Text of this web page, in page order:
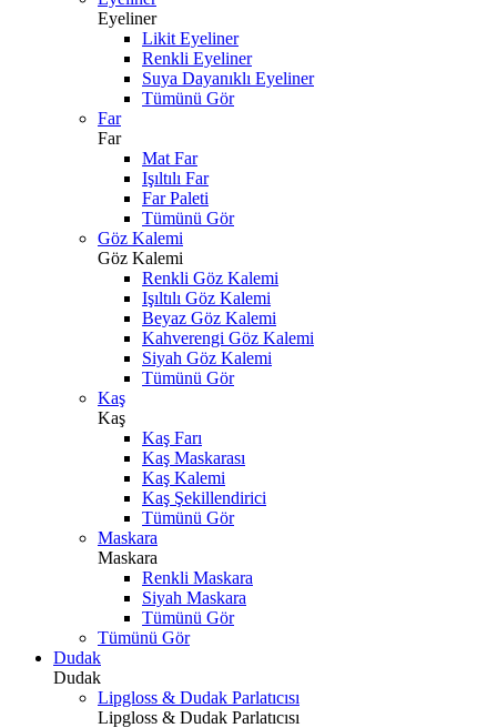
Eyeliner
Likit Eyeliner
Renkli Eyeliner
Suya Dayanıklı Eyeliner
Tümünü Gör
Far
Far
Mat Far
Işıltılı Far
Far Paleti
Tümünü Gör
Göz Kalemi
Göz Kalemi
Renkli Göz Kalemi
Işıltılı Göz Kalemi
Beyaz Göz Kalemi
Kahverengi Göz Kalemi
Siyah Göz Kalemi
Tümünü Gör
Kaş
Kaş
Kaş Farı
Kaş Maskarası
Kaş Kalemi
Kaş Şekillendirici
Tümünü Gör
Maskara
Maskara
Renkli Maskara
Siyah Maskara
Tümünü Gör
Tümünü Gör
Dudak
Dudak
Lipgloss & Dudak Parlatıcısı
Lipgloss & Dudak Parlatıcısı